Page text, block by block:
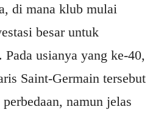
di mana klub mulai
besar untuk
usianya yang ke-40,
Saint-Germain tersebut
namun jelas